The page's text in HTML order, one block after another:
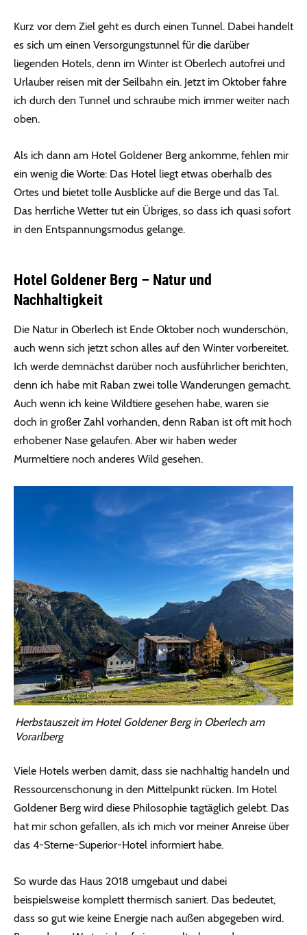
Kurz vor dem Ziel geht es durch einen Tunnel. Dabei handelt
es sich um einen Versorgungstunnel für die darüber
liegenden Hotels, denn im Winter ist Oberlech autofrei und
Urlauber reisen mit der Seilbahn ein. Jetzt im Oktober fahre
ich durch den Tunnel und schraube mich immer weiter nach
oben.
Als ich dann am Hotel Goldener Berg ankomme, fehlen mir
ein wenig die Worte: Das Hotel liegt etwas oberhalb des
Ortes und bietet tolle Ausblicke auf die Berge und das Tal.
Das herrliche Wetter tut ein Übriges, so dass ich quasi sofort
in den Entspannungsmodus gelange.
Hotel Goldener Berg – Natur und
Nachhaltigkeit
Die Natur in Oberlech ist Ende Oktober noch wunderschön,
auch wenn sich jetzt schon alles auf den Winter vorbereitet.
Ich werde demnächst darüber noch ausführlicher berichten,
denn ich habe mit Raban zwei tolle Wanderungen gemacht.
Auch wenn ich keine Wildtiere gesehen habe, waren sie
doch in großer Zahl vorhanden, denn Raban ist oft mit hoch
erhobener Nase gelaufen. Aber wir haben weder
Murmeltiere noch anderes Wild gesehen.
Herbstauszeit im Hotel Goldener Berg in Oberlech am
Vorarlberg
Viele Hotels werben damit, dass sie nachhaltig handeln und
Ressourcenschonung in den Mittelpunkt rücken. Im Hotel
Goldener Berg wird diese Philosophie tagtäglich gelebt. Das
hat mir schon gefallen, als ich mich vor meiner Anreise über
das 4-Sterne-Superior-Hotel informiert habe.
So wurde das Haus 2018 umgebaut und dabei
beispielsweise komplett thermisch saniert. Das bedeutet,
dass so gut wie keine Energie nach außen abgegeben wird.